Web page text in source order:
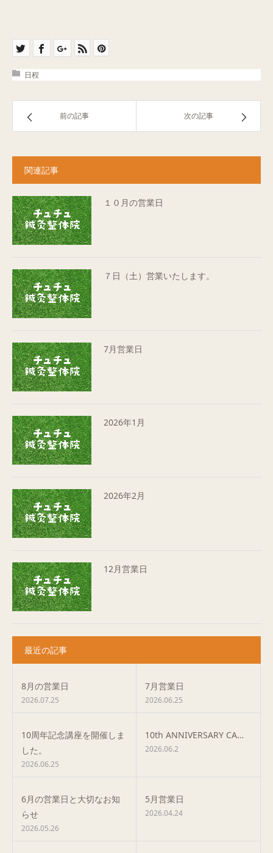
日程
前の記事 次の記事
関連記事
１０月の営業日
７日（土）営業いたします。
7月営業日
2026年1月
2026年2月
12月営業日
最近の記事
8月の営業日
2026.07.25
7月営業日
2026.06.25
10周年記念講座を開催しま
した。
2026.06.25
10th ANNIVERSARY CA…
2026.06.2
6月の営業日と大切なお知
らせ
2026.05.26
5月営業日
2026.04.24